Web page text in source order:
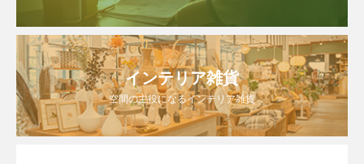
インテリア雑貨
空間の主役になるインテリア雑貨